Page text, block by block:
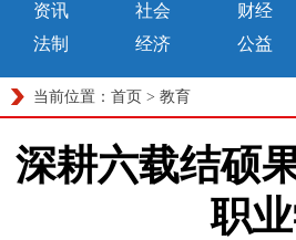
资讯 社会 财经
法制
经济 公益
当前位置： 首页 > 教育
深耕六载结硕
职